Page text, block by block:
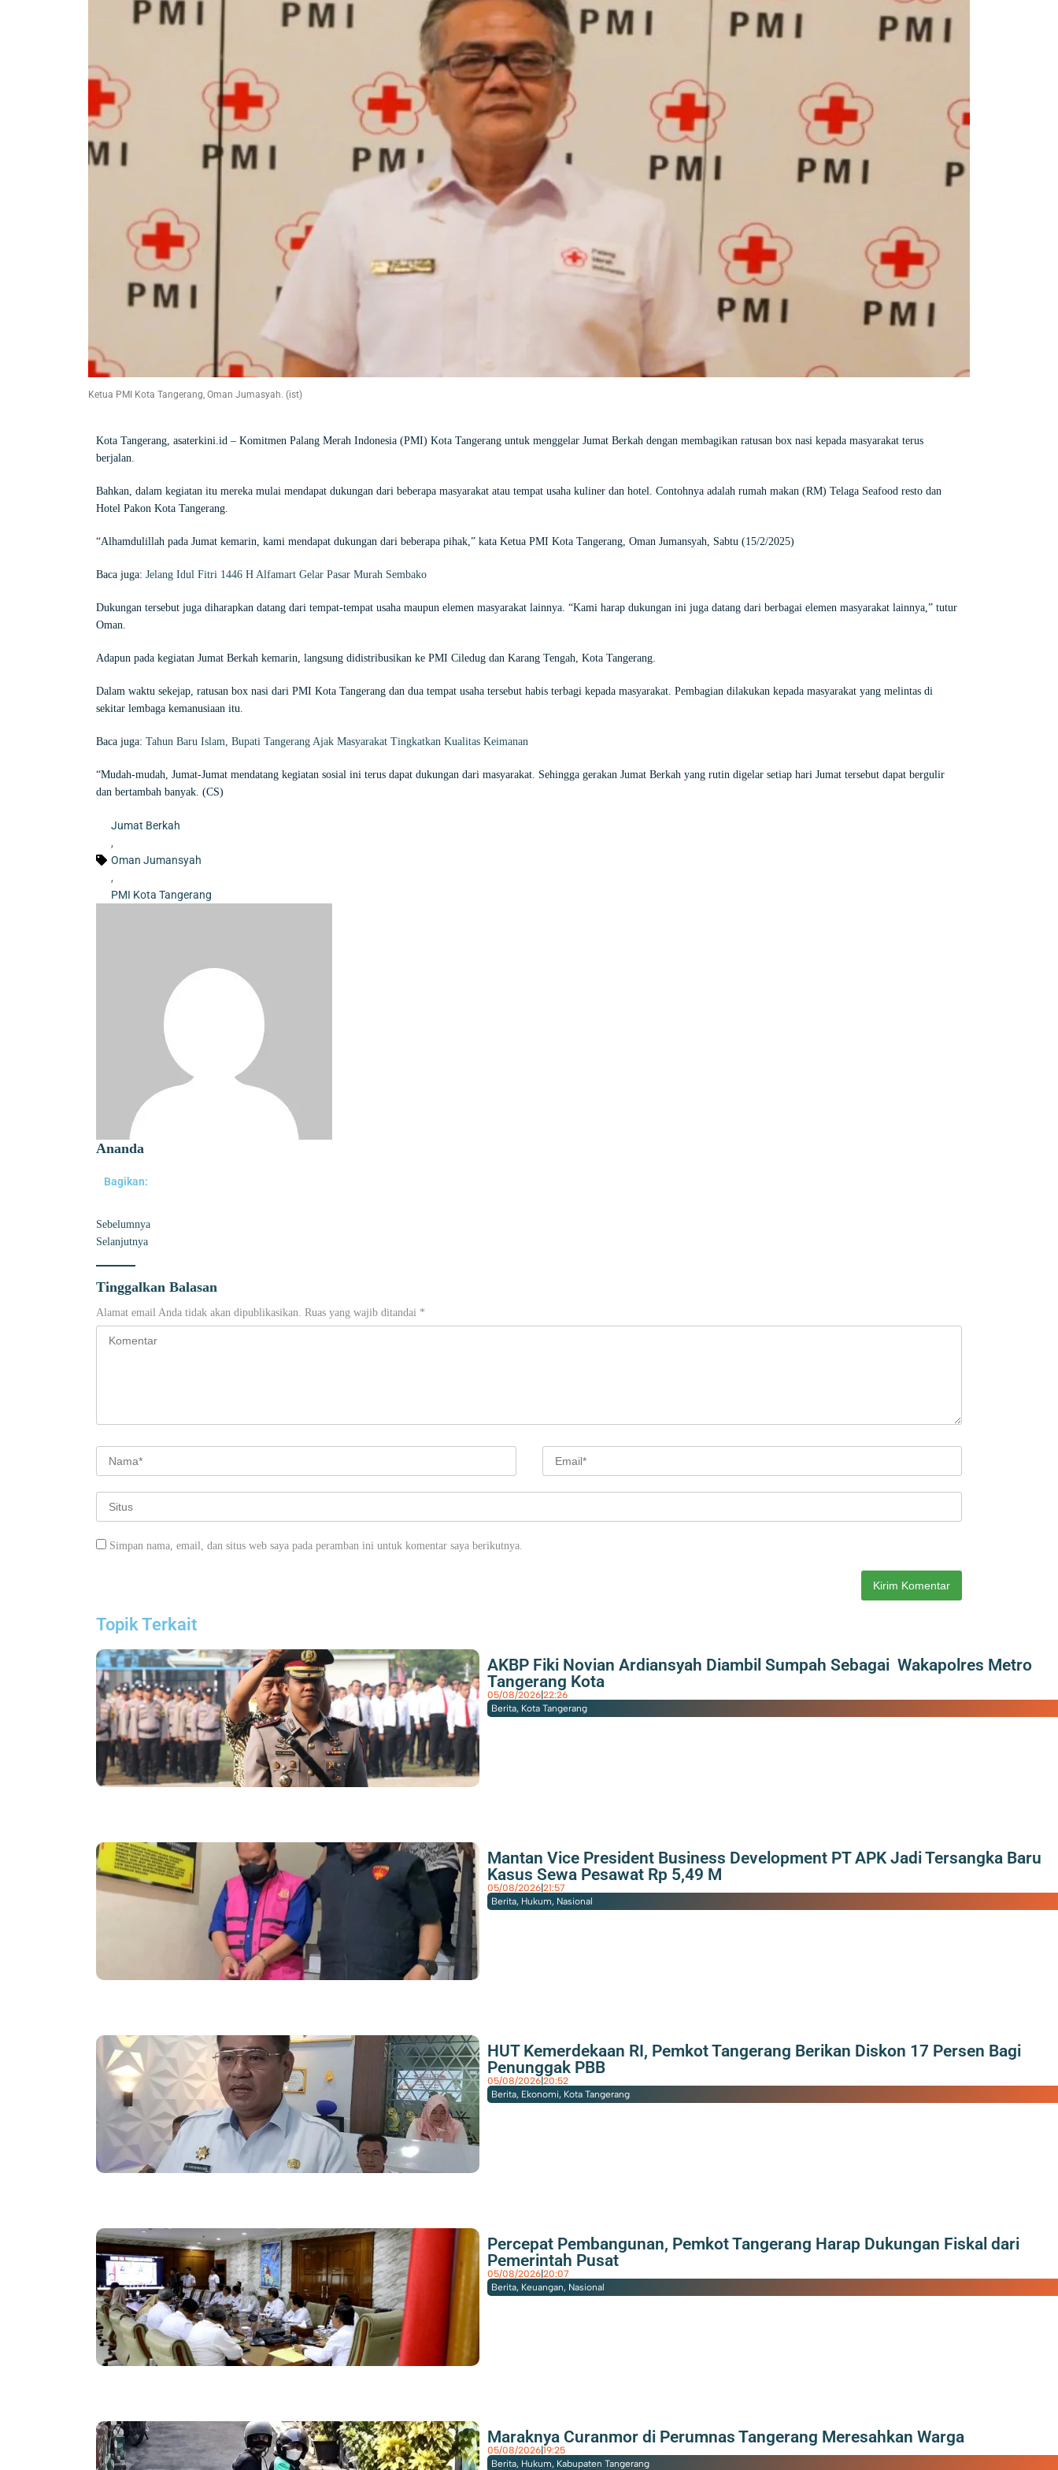
Ketua PMI Kota Tangerang, Oman Jumasyah. (ist)
Kota Tangerang, asaterkini.id – Komitmen Palang Merah Indonesia (PMI) Kota Tangerang untuk menggelar Jumat Berkah dengan membagikan ratusan box nasi kepada masyarakat terus
berjalan.
Bahkan, dalam kegiatan itu mereka mulai mendapat dukungan dari beberapa masyarakat atau tempat usaha kuliner dan hotel. Contohnya adalah rumah makan (RM) Telaga Seafood resto dan
Hotel Pakon Kota Tangerang.
“Alhamdulillah pada Jumat kemarin, kami mendapat dukungan dari beberapa pihak,” kata Ketua PMI Kota Tangerang, Oman Jumansyah, Sabtu (15/2/2025)
Baca juga: Jelang Idul Fitri 1446 H Alfamart Gelar Pasar Murah Sembako
Dukungan tersebut juga diharapkan datang dari tempat-tempat usaha maupun elemen masyarakat lainnya. “Kami harap dukungan ini juga datang dari berbagai elemen masyarakat lainnya,” tutur
Oman.
Adapun pada kegiatan Jumat Berkah kemarin, langsung didistribusikan ke PMI Ciledug dan Karang Tengah, Kota Tangerang.
Dalam waktu sekejap, ratusan box nasi dari PMI Kota Tangerang dan dua tempat usaha tersebut habis terbagi kepada masyarakat. Pembagian dilakukan kepada masyarakat yang melintas di
sekitar lembaga kemanusiaan itu.
Baca juga: Tahun Baru Islam, Bupati Tangerang Ajak Masyarakat Tingkatkan Kualitas Keimanan
“Mudah-mudah, Jumat-Jumat mendatang kegiatan sosial ini terus dapat dukungan dari masyarakat. Sehingga gerakan Jumat Berkah yang rutin digelar setiap hari Jumat tersebut dapat bergulir
dan bertambah banyak. (CS)
Jumat Berkah
,
Oman Jumansyah
,
PMI Kota Tangerang
Ananda
Bagikan:
Sebelumnya
Selanjutnya
Tinggalkan Balasan
Alamat email Anda tidak akan dipublikasikan. Ruas yang wajib ditandai *
Simpan nama, email, dan situs web saya pada peramban ini untuk komentar saya berikutnya.
Topik Terkait
AKBP Fiki Novian Ardiansyah Diambil Sumpah Sebagai Wakapolres Metro
Tangerang Kota
05/08/2026|22:26
Berita, Kota Tangerang
Mantan Vice President Business Development PT APK Jadi Tersangka Baru
Kasus Sewa Pesawat Rp 5,49 M
05/08/2026|21:57
Berita, Hukum, Nasional
HUT Kemerdekaan RI, Pemkot Tangerang Berikan Diskon 17 Persen Bagi
Penunggak PBB
05/08/2026|20:52
Berita, Ekonomi, Kota Tangerang
Percepat Pembangunan, Pemkot Tangerang Harap Dukungan Fiskal dari
Pemerintah Pusat
05/08/2026|20:07
Berita, Keuangan, Nasional
Maraknya Curanmor di Perumnas Tangerang Meresahkan Warga
05/08/2026|19:25
Berita, Hukum, Kabupaten Tangerang